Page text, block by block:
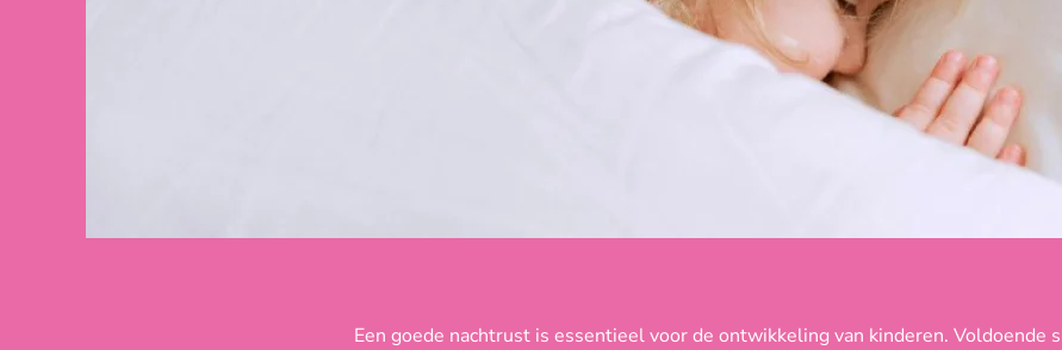
Een goede nachtrust is essentieel voor de ontwikkeling van kinderen. Voldoende